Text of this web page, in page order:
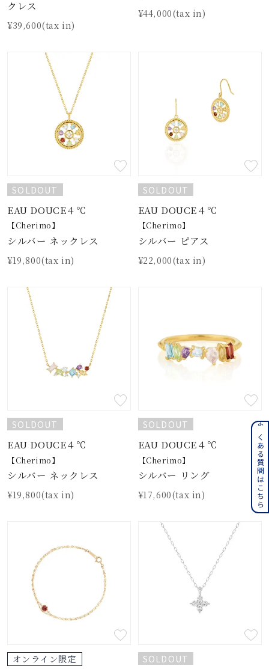
クレス
¥39,600(tax in)
¥44,000(tax in)
SOLDOUT
EAU DOUCE４℃
【Cherimo】
シルバー ネックレス
¥19,800(tax in)
SOLDOUT
EAU DOUCE４℃
【Cherimo】
シルバー ピアス
¥22,000(tax in)
SOLDOUT
EAU DOUCE４℃
【Cherimo】
シルバー ネックレス
¥19,800(tax in)
SOLDOUT
EAU DOUCE４℃
【Cherimo】
シルバー リング
¥17,600(tax in)
オンライン限定 SOLDOUT
よくある質問はこちら